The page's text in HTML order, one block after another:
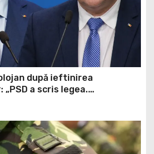
după ieftinirea
a scris legea.